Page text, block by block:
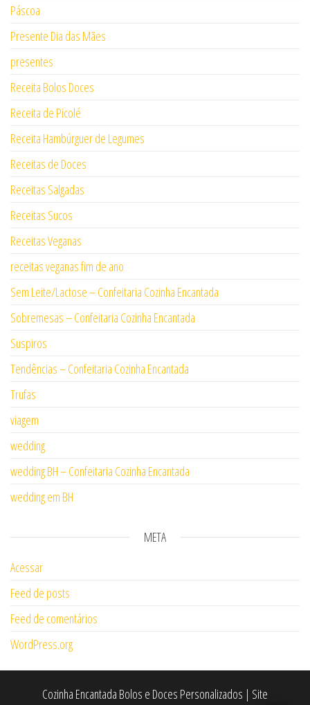
Páscoa
Presente Dia das Mães
presentes
Receita Bolos Doces
Receita de Picolé
Receita Hambúrguer de Legumes
Receitas de Doces
Receitas Salgadas
Receitas Sucos
Receitas Veganas
receitas veganas fim de ano
Sem Leite/Lactose – Confeitaria Cozinha Encantada
Sobremesas – Confeitaria Cozinha Encantada
Suspiros
Tendências – Confeitaria Cozinha Encantada
Trufas
viagem
wedding
wedding BH – Confeitaria Cozinha Encantada
wedding em BH
META
Acessar
Feed de posts
Feed de comentários
WordPress.org
Cozinha Encantada Bolos e Doces Personalizados | Site